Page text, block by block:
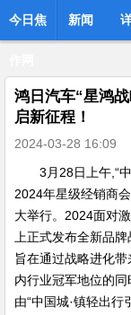
今日焦 新闻
鸿日汽车“星鸿
启新征程！
2024-03-28 16:09
3月28日上午,“
2024年星级经销商
大举行。2024面对
上正式发布全新品
旨在通过战略进化
内行业冠军地位的
由“中国城·镇轻出行